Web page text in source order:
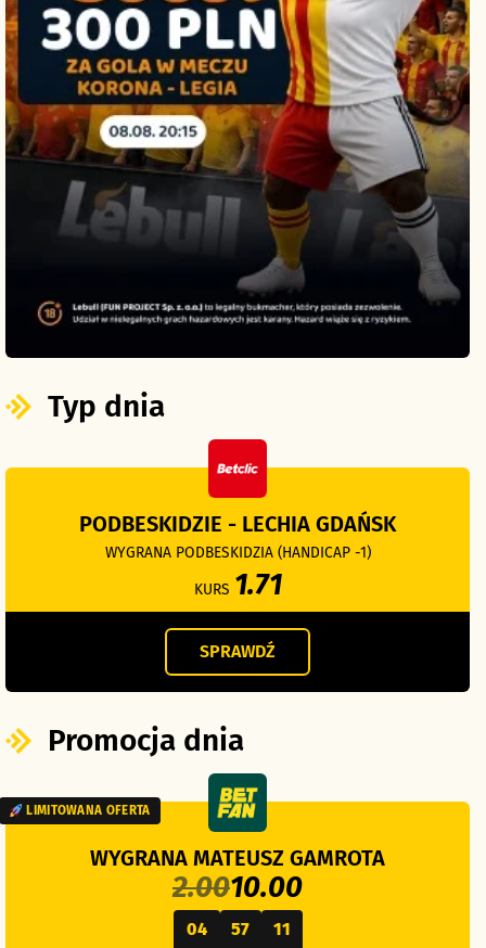
Typ dnia
PODBESKIDZIE - LECHIA GDAŃSK
WYGRANA PODBESKIDZIA (HANDICAP -1)
KURS 1.71
SPRAWDŹ
Promocja dnia
LIMITOWANA OFERTA
WYGRANA MATEUSZ GAMROTA
2.0010.00
04 57 09